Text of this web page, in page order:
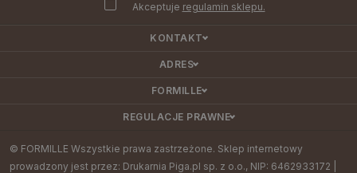
Akceptuje regulamin sklepu.
KONTAKT
ADRES
FORMILLE
REGULACJE PRAWNE
© FORMILLE Wszystkie prawa zastrzeżone. Sklep internetowy
prowadzony jest przez: Drukarnia Piga.pl sp. z o.o., NIP: 6462933172 |